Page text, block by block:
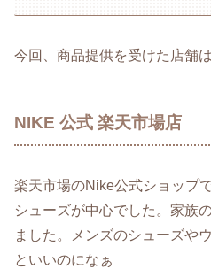
今回、商品提供を受けた店舗
NIKE 公式 楽天市場店
楽天市場のNike公式ショップ
シューズが中心でした。家族
ました。メンズのシューズや
といいのになぁ